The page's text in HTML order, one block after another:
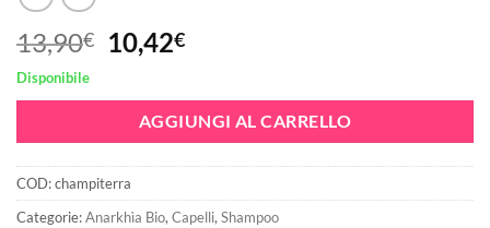
13,90€
Il
prezzo
originale
era:
13,90€.
10,42€Il
attuale
è:
10,42€.
Disponibile
AGGIUNGI AL CARRELLO
COD:champiterra
Categorie:Anarkhìa Bio, Capelli, Shampoo